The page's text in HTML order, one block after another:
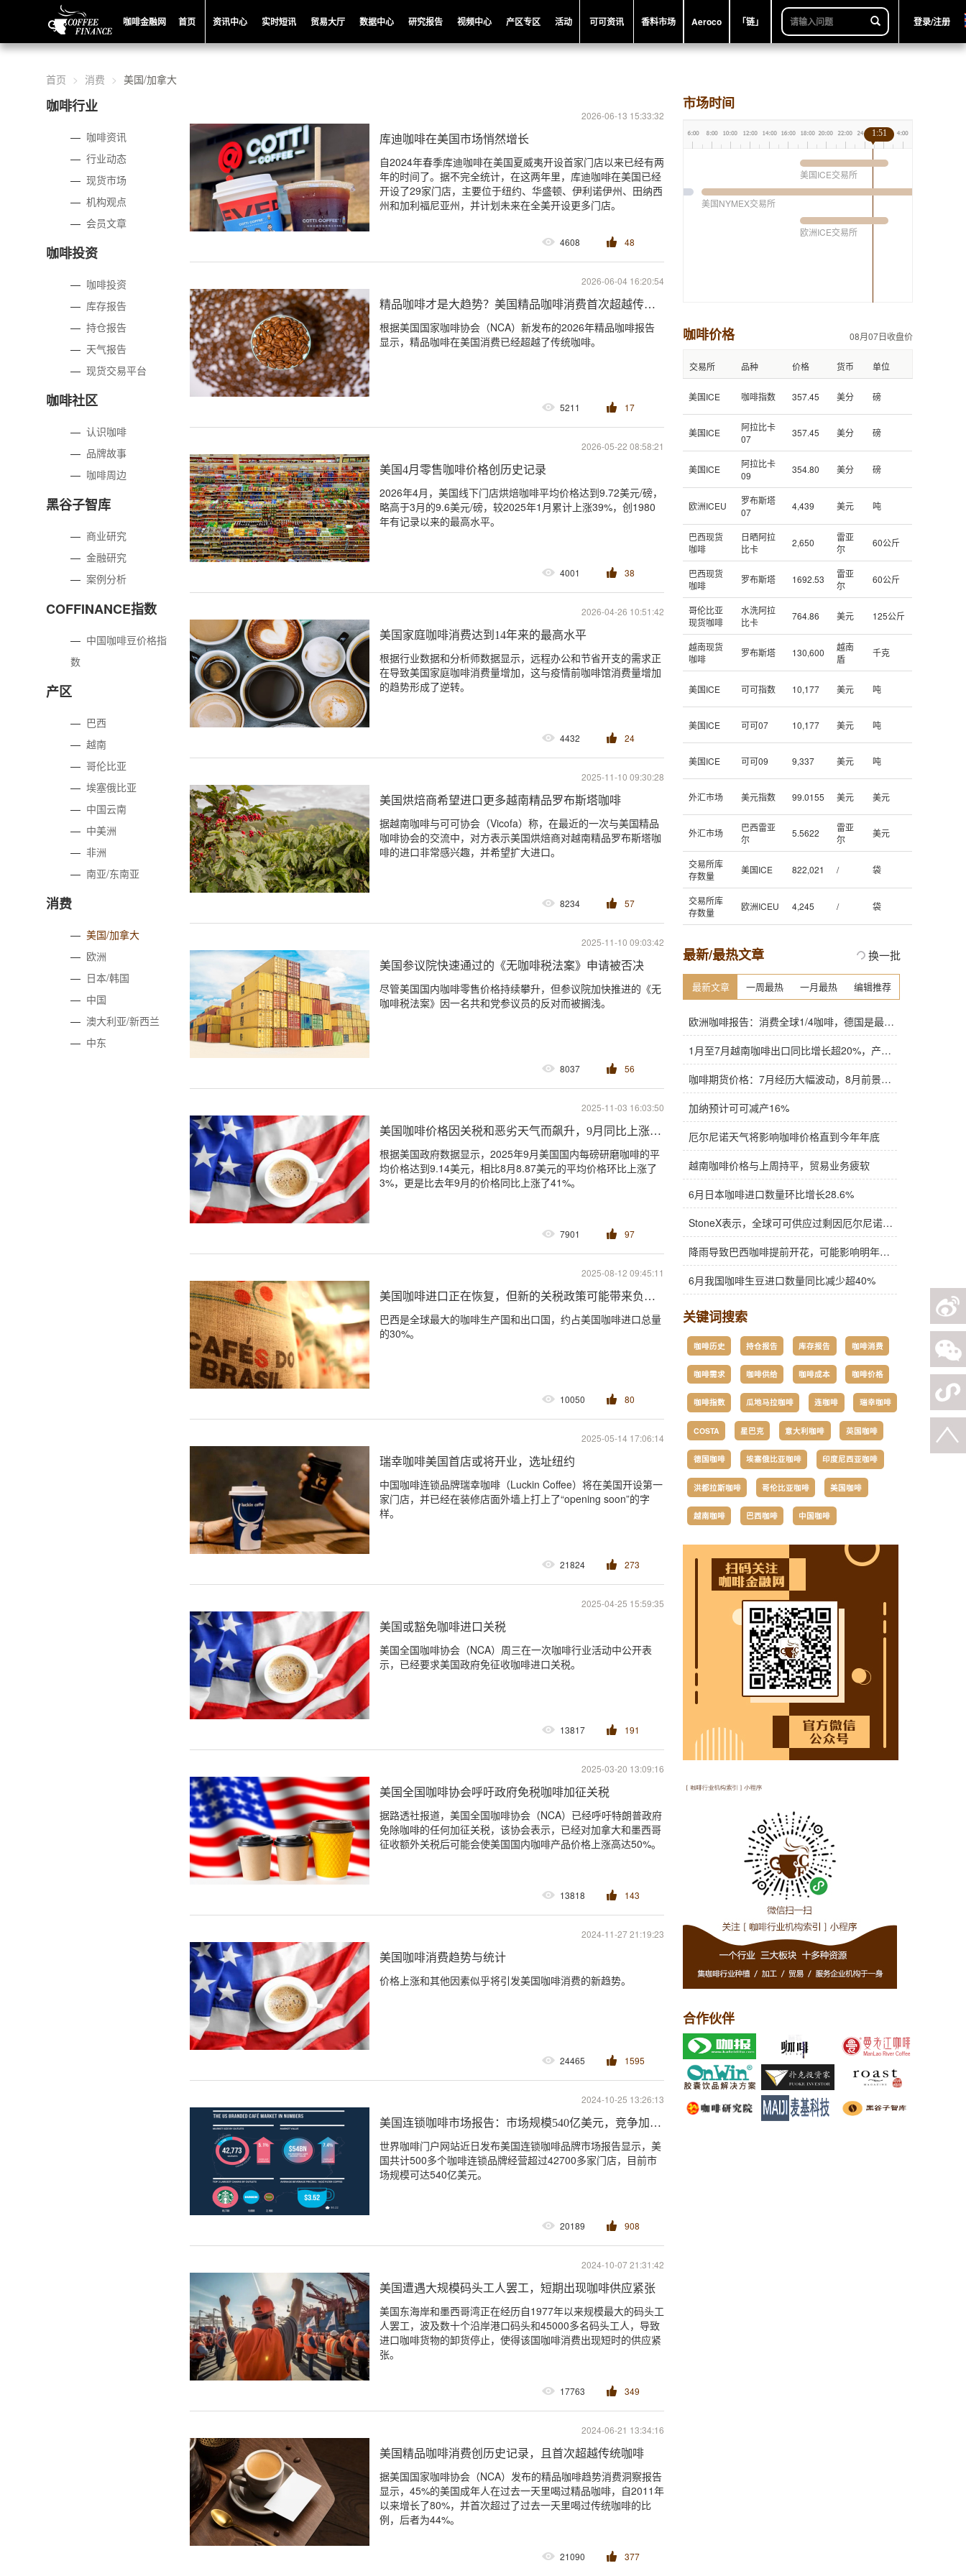
咖啡金融网 首页 资讯中心 实时短讯 贸易大厅 数据中心 研究报告 视频中心 产区专区 活动 可可资讯 香料市场 Aeroco 「链」 登录/注册
首页 消费 美国/加拿大
咖啡行业
— 咖啡资讯
—行业动态
—现货市场
—机构观点
—会员文章
咖啡投资
— 咖啡投资
— 库存报告
—持仓报告
— 天气报告
—现货交易平台
咖啡社区
—认识咖啡
— 品牌故事
— 咖啡周边
黑谷子智库
— 商业研究
—金融研究
—案例分析
COFFINANCE指数
— 中国咖啡豆价格指
数
产区
— 巴西
—越南
—哥伦比亚
—埃塞俄比亚
— 中国云南
— 中美洲
—非洲
—南亚/东南亚
消费
—美国/加拿大
— 欧洲
— 日本/韩国
— 中国
— 澳大利亚/新西兰
— 中东
2026-06-13 15:33:32
库迪咖啡在美国市场悄然增长
自2024年春季库迪咖啡在美国夏威夷开设首家门店以来已经有两
年的时间了。据不完全统计，在这两年里，库迪咖啡在美国已经
开设了29家门店，主要位于纽约、华盛顿、伊利诺伊州、田纳西
州和加利福尼亚州，并计划未来在全美开设更多门店。
4608 48
2026-06-04 16:20:54
精品咖啡才是大趋势？美国精品咖啡消费首次超越传统咖啡
根据美国国家咖啡协会（NCA）新发布的2026年精品咖啡报告
显示，精品咖啡在美国消费已经超越了传统咖啡。
5211 17
2026-05-22 08:58:21
美国4月零售咖啡价格创历史记录
2026年4月，美国线下门店烘焙咖啡平均价格达到9.72美元/磅，
略高于3月的9.6美元/磅，较2025年1月累计上涨39%，创1980
年有记录以来的最高水平。
4001 38
2026-04-26 10:51:42
美国家庭咖啡消费达到14年来的最高水平
根据行业数据和分析师数据显示，远程办公和节省开支的需求正
在导致美国家庭咖啡消费量增加，这与疫情前咖啡馆消费量增加
的趋势形成了逆转。
4432 24
2025-11-10 09:30:28
美国烘焙商希望进口更多越南精品罗布斯塔咖啡
据越南咖啡与可可协会（Vicofa）称，在最近的一次与美国精品
咖啡协会的交流中，对方表示美国烘焙商对越南精品罗布斯塔咖
啡的进口非常感兴趣，并希望扩大进口。
8234 57
2025-11-10 09:03:42
美国参议院快速通过的《无咖啡税法案》申请被否决
尽管美国国内咖啡零售价格持续攀升，但参议院加快推进的《无
咖啡税法案》因一名共和党参议员的反对而被搁浅。
8037 56
2025-11-03 16:03:50
美国咖啡价格因关税和恶劣天气而飙升，9月同比上涨超过40%
根据美国政府数据显示，2025年9月美国国内每磅研磨咖啡的平
均价格达到9.14美元，相比8月8.87美元的平均价格环比上涨了
3%，更是比去年9月的价格同比上涨了41%。
7901 97
2025-08-12 09:45:11
美国咖啡进口正在恢复，但新的关税政策可能带来负作用
巴西是全球最大的咖啡生产国和出口国，约占美国咖啡进口总量
的30%。
10050 80
2025-05-14 17:06:14
瑞幸咖啡美国首店或将开业，选址纽约
中国咖啡连锁品牌瑞幸咖啡（Luckin Coffee）将在美国开设第一
家门店，并已经在装修店面外墙上打上了“opening soon”的字
样。
21824 273
2025-04-25 15:59:35
美国或豁免咖啡进口关税
美国全国咖啡协会（NCA）周三在一次咖啡行业活动中公开表
示，已经要求美国政府免征收咖啡进口关税。
13817 191
2025-03-20 13:09:16
美国全国咖啡协会呼吁政府免税咖啡加征关税
据路透社报道，美国全国咖啡协会（NCA）已经呼吁特朗普政府
免除咖啡的任何加征关税，该协会表示，已经对加拿大和墨西哥
征收额外关税后可能会使美国国内咖啡产品价格上涨高达50%。
13818 143
2024-11-27 21:19:23
美国咖啡消费趋势与统计
价格上涨和其他因素似乎将引发美国咖啡消费的新趋势。
24465 1595
2024-10-25 13:26:13
美国连锁咖啡市场报告：市场规模540亿美元，竞争加剧，但仍具长期增长潜力
世界咖啡门户网站近日发布美国连锁咖啡品牌市场报告显示，美
国共计500多个咖啡连锁品牌经营超过42700多家门店，目前市
场规模可达540亿美元。
20189 908
2024-10-07 21:31:42
美国遭遇大规模码头工人罢工，短期出现咖啡供应紧张
美国东海岸和墨西哥湾正在经历自1977年以来规模最大的码头工
人罢工，波及数十个沿岸港口码头和45000多名码头工人，导致
进口咖啡货物的卸货停止，使得该国咖啡消费出现短时的供应紧
张。
17763 349
2024-06-21 13:34:16
美国精品咖啡消费创历史记录，且首次超越传统咖啡
据美国国家咖啡协会（NCA）发布的精品咖啡趋势消费洞察报告
显示，45%的美国成年人在过去一天里喝过精品咖啡，自2011年
以来增长了80%，并首次超过了过去一天里喝过传统咖啡的比
例，后者为44%。
21090 377
市场时间
美国ICE交易所
美国NYMEX交易所
欧洲ICE交易所
1:51
咖啡价格 08月07日收盘价
交易所 品种 价格 货币 单位
美国ICE 咖啡指数 357.45 美分 磅
美国ICE
阿拉比卡
07
357.45 美分 磅
美国ICE
阿拉比卡
09
354.80 美分 磅
欧洲ICEU
罗布斯塔
07
4,439 美元 吨
巴西现货
咖啡
日晒阿拉
比卡
2,650
雷亚
尔
60公斤
巴西现货
咖啡
罗布斯塔 1692.53
雷亚
尔
60公斤
哥伦比亚
现货咖啡
水洗阿拉
比卡
764.86 美元 125公斤
越南现货
咖啡
罗布斯塔 130,600
越南
盾
千克
美国ICE 可可指数 10,177 美元 吨
美国ICE 可可07 10,177 美元 吨
美国ICE 可可09 9,337 美元 吨
外汇市场 美元指数 99.0155 美元 美元
外汇市场
巴西雷亚
尔
5.5622
雷亚
尔
美元
交易所库
存数量
美国ICE 822,021 / 袋
交易所库
存数量
欧洲ICEU 4,245 / 袋
最新/最热文章 换一批
最新文章 一周最热 一月最热 编辑推荐
欧洲咖啡报告：消费全球1/4咖啡，德国是最大进口国，意大利在烘焙咖啡生产中领先
1月至7月越南咖啡出口同比增长超20%，产量也将是过去四年来最高
咖啡期货价格：7月经历大幅波动，8月前景依旧不明朗
加纳预计可可减产16%
厄尔尼诺天气将影响咖啡价格直到今年年底
越南咖啡价格与上周持平，贸易业务疲软
6月日本咖啡进口数量环比增长28.6%
StoneX表示，全球可可供应过剩因厄尔尼诺而萎缩
降雨导致巴西咖啡提前开花，可能影响明年产量，造成近期价格波动极不稳定
6月我国咖啡生豆进口数量同比减少超40%
关键词搜索
咖啡历史 持仓报告 库存报告 咖啡消费
咖啡需求 咖啡供给 咖啡成本 咖啡价格
咖啡指数 瓜地马拉咖啡 连咖啡 瑞幸咖啡
COSTA 星巴克 意大利咖啡 英国咖啡
德国咖啡 埃塞俄比亚咖啡 印度尼西亚咖啡
洪都拉斯咖啡 哥伦比亚咖啡 美国咖啡
越南咖啡 巴西咖啡 中国咖啡
合作伙伴